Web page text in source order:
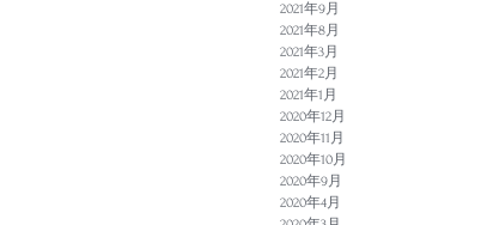
2021年9月
2021年8月
2021年3月
2021年2月
2021年1月
2020年12月
2020年11月
2020年10月
2020年9月
2020年4月